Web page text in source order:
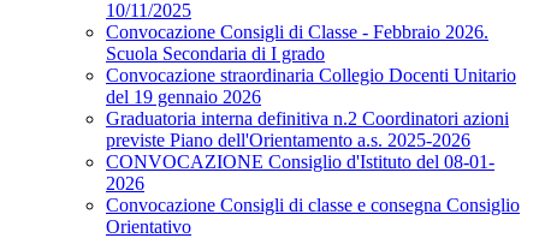
10/11/2025
Convocazione Consigli di Classe - Febbraio 2026.
Scuola Secondaria di I grado
Convocazione straordinaria Collegio Docenti Unitario
del 19 gennaio 2026
Graduatoria interna definitiva n.2 Coordinatori azioni
previste Piano dell'Orientamento a.s. 2025-2026
CONVOCAZIONE Consiglio d'Istituto del 08-01-
2026
Convocazione Consigli di classe e consegna Consiglio
Orientativo